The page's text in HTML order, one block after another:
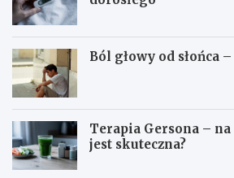
Ból głowy od słońca
Terapia Gersona –
jest skuteczna?